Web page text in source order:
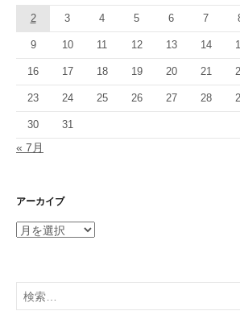
2 3 4 5 6 7
9 10 11 12 13 14
16 17 18 19 20 21
23 24 25 26 27 28
30 31
« 7月
アーカイブ
ア
イ
ブ
検
索: